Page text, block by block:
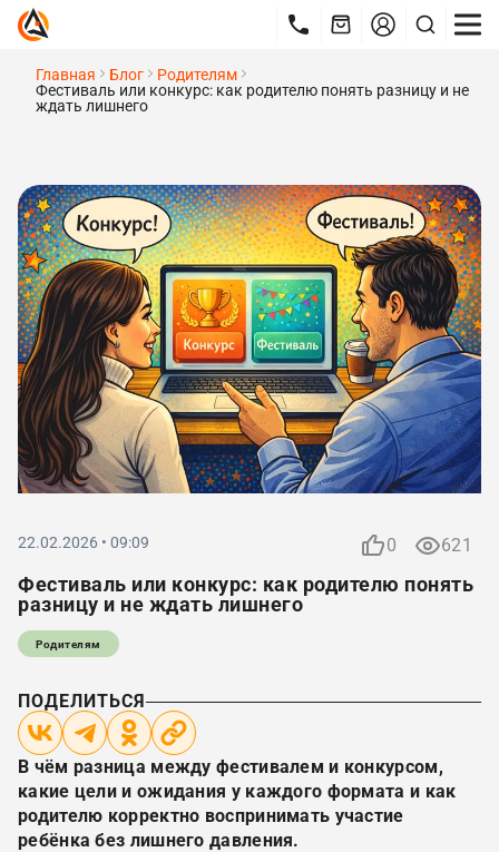
Главная Блог
Родителям
Фестиваль или конкурс: как родителю понять разницу и не
ждать лишнего
В чём разница между фестивалем и конкурсом,
какие цели и ожидания у каждого формата и как
родителю корректно воспринимать участие
ребёнка без лишнего давления.
22.02.2026 • 09:09 0 621
Фестиваль или конкурс: как родителю понять
разницу и не ждать лишнего
Родителям
ПОДЕЛИТЬСЯ